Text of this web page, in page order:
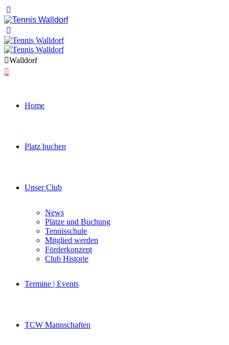
Walldorf
Home
Platz buchen
Unser Club
News
Plätze und Buchung
Tennisschule
Mitglied werden
Förderkonzept
Club Historie
Termine | Events
TCW Mannschaften